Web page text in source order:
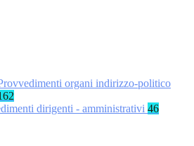
organi indirizzo-politico
dirigenti - amministrativi 46